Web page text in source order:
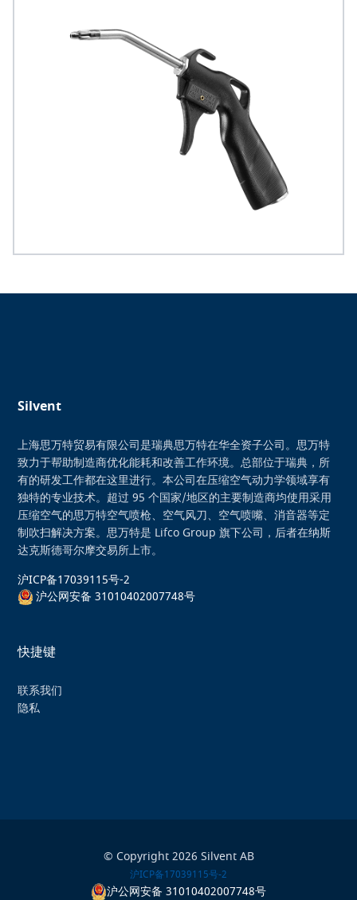
Silvent
上海思万特贸易有限公司是瑞典思万特在华全资子公司。思万特
致力于帮助制造商优化能耗和改善工作环境。总部位于瑞典，所
有的研发工作都在这里进行。本公司在压缩空气动力学领域享有
独特的专业技术。超过 95 个国家/地区的主要制造商均使用采用
压缩空气的思万特空气喷枪、空气风刀、空气喷嘴、消音器等定
制吹扫解决方案。思万特是 Lifco Group 旗下公司，后者在纳斯
达克斯德哥尔摩交易所上市。
沪ICP备17039115号-2
沪公网安备 31010402007748号
快捷键
联系我们
隐私
© Copyright 2026 Silvent AB
沪ICP备17039115号-2
沪公网安备 31010402007748号